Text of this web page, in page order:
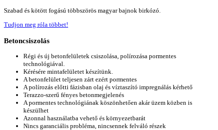
Szabad és kötött fogású többszörös magyar bajnok birkózó.
Tudjon meg róla többet!
Betoncsiszolás
Régi és új betonfelületek csiszolása, polírozása pormentes
technológiával.
Kérésére mintafelületet készítünk.
A betonfelület teljesen zárt ezért pormentes
A polírozás előtti fázisban olaj és víztaszító impregnálás kérhető
Terazzo-szerű fényes betonmegjelenés
A pormentes technológiának köszönhetően akár üzem közben is
készülhet
Azonnal használatba vehető és környezetbarát
Nincs garanciális probléma, nincsennek felváló részek